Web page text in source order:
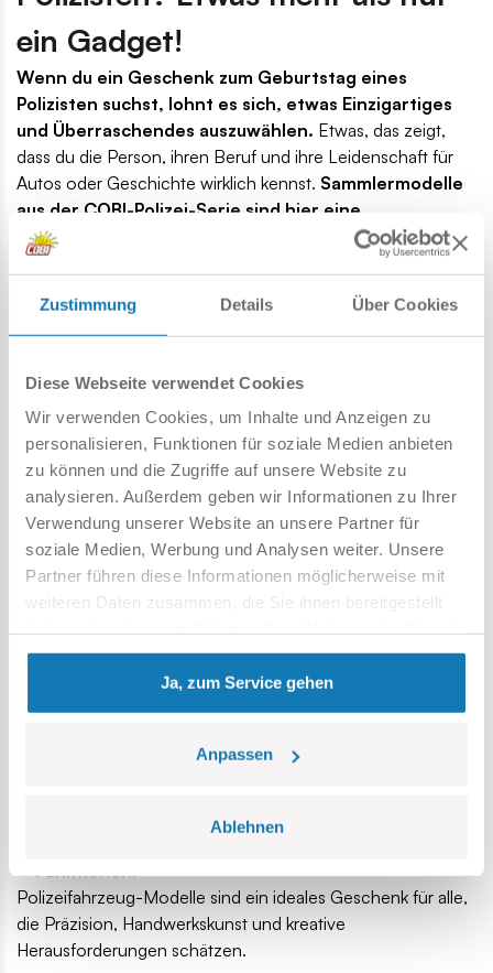
Zustimmung Details Über Cookies
Diese Webseite verwendet Cookies
Wir verwenden Cookies, um Inhalte und Anzeigen zu
personalisieren, Funktionen für soziale Medien anbieten
zu können und die Zugriffe auf unsere Website zu
analysieren. Außerdem geben wir Informationen zu Ihrer
Verwendung unserer Website an unsere Partner für
soziale Medien, Werbung und Analysen weiter. Unsere
Partner führen diese Informationen möglicherweise mit
weiteren Daten zusammen, die Sie ihnen bereitgestellt
gesammelt haben.
Ja, zum Service gehen
Anpassen
Ablehnen
ein Gadget!
Wenn du ein Geschenk zum Geburtstag eines
Polizisten suchst, lohnt es sich, etwas Einzigartiges
und Überraschendes auszuwählen. Etwas, das zeigt,
dass du die Person, ihren Beruf und ihre Leidenschaft für
Autos oder Geschichte wirklich kennst. Sammlermodelle
aus der COBI-Polizei-Serie sind hier eine
ausgezeichnete Wahl.
Das sind keine gewöhnlichen Spielzeuge. Es sind sorgfältig
gestaltete, detailreiche Konstruktionen mit Charakter und
Seele. Sie machen sich sowohl im Büro als auch zu Hause
nicht so viel Platz ein wie ein weiterer Pokal oder ein Poster.
Warum sind COBI-Bausätze die
perfekte Wahl?
Der Polizeiberuf erfordert Engagement,
Verantwortungsbewusstsein und ein Auge fürs
Detail. Genau diese Werte spiegeln sich auch in den
COBI-Bausätzen wider,
die für Menschen entwickelt
hohe Produktionsstandards und durchdachte Modelle. Die
stabil und langlebig,
Funktionen.
Polizeifahrzeug-Modelle sind ein ideales Geschenk für alle,
die Präzision, Handwerkskunst und kreative
Herausforderungen schätzen.